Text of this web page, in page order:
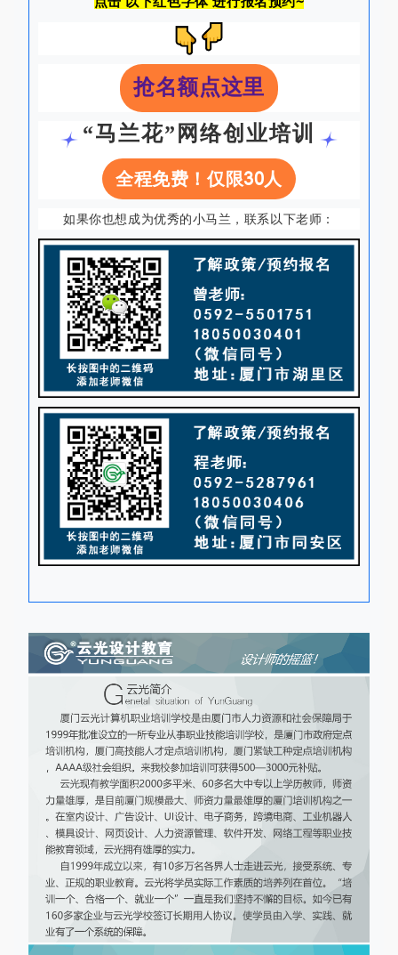
抢名额点这里
“马兰花”网络创业培训
全程免费！仅限30人
如果你也想成为优秀的小马兰，联系以下老师：